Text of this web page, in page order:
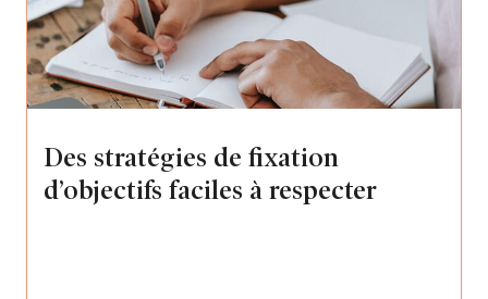
Des stratégies de fixation
d’objectifs faciles à respecter